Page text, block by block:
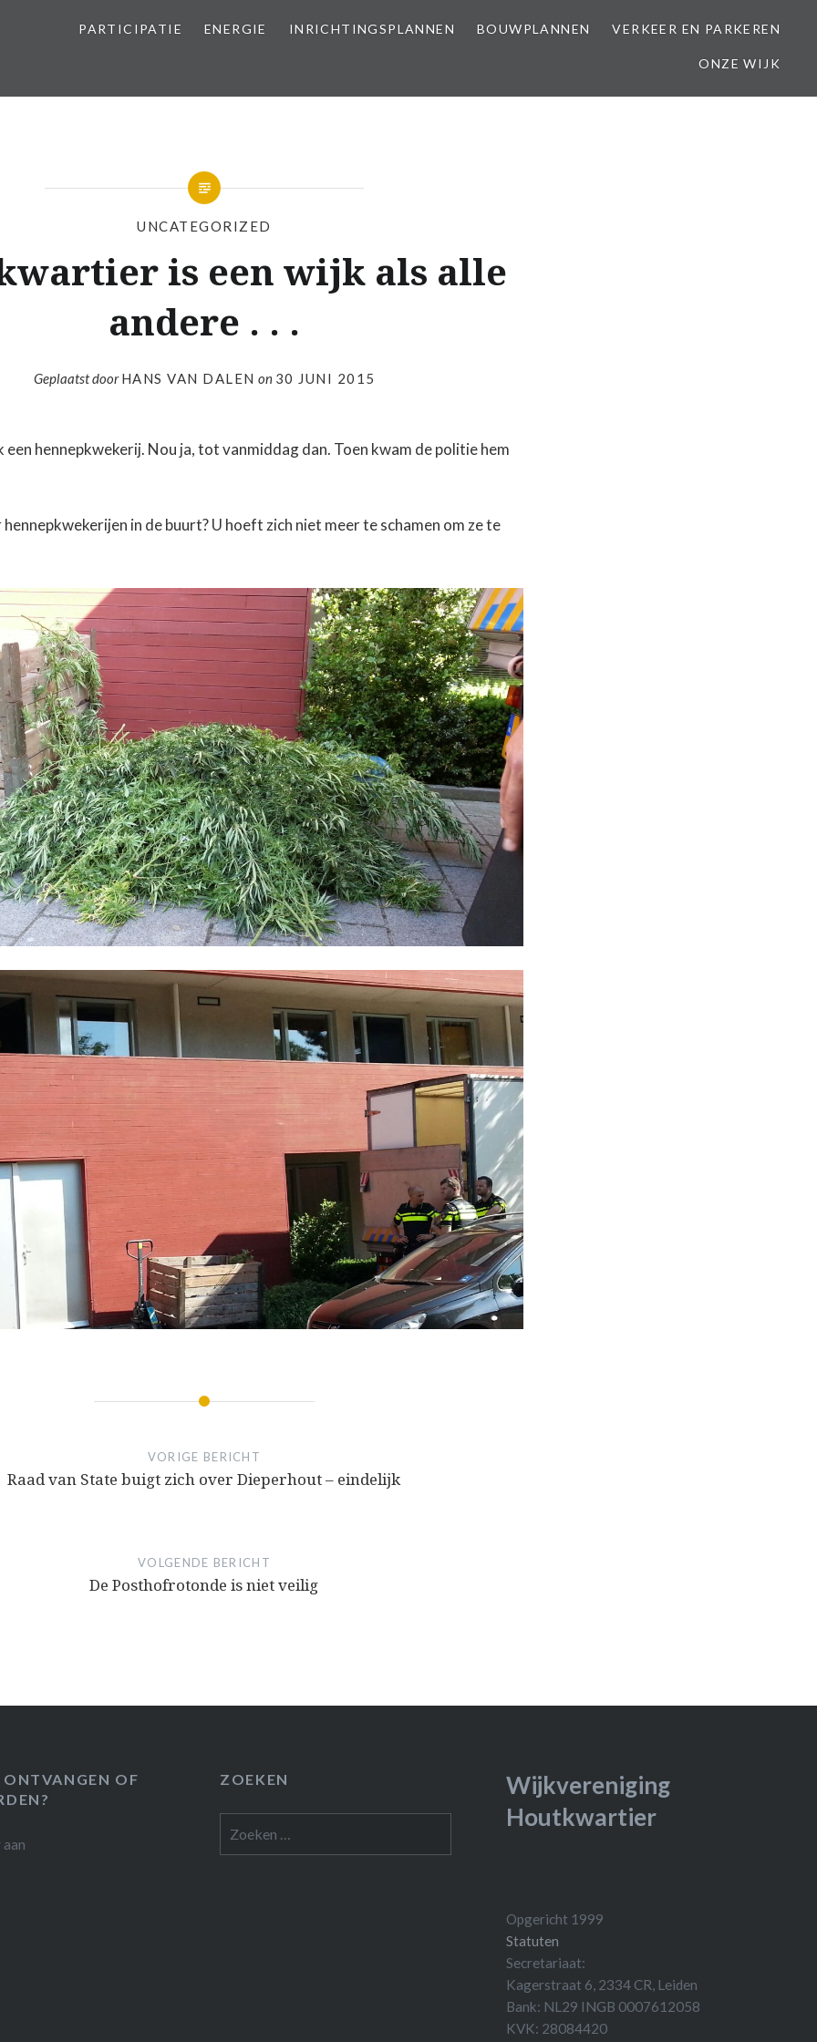
PARTICIPATIE ENERGIE INRICHTINGSPLANNEN BOUWPLANNEN VERKEER EN PARKEREN
ONZE WIJK
UNCATEGORIZED
is een wijk als alle
andere . . .
Geplaatst doorHANS VAN DALEN on 30 JUNI 2015
een hennepkwekerij. Nou ja, tot vanmiddag dan. Toen kwam de politie hem
in de buurt? U hoeft zich niet meer te schamen om ze te
VORIGE BERICHT
Raad van State buigt zich over Dieperhout – eindelijk
VOLGENDE BERICHT
De Posthofrotonde is niet veilig
ONTVANGEN OF
aan
ZOEKEN
naar:
Wijkvereniging
Houtkwartier
Opgericht 1999
Statuten
Secretariaat:
Kagerstraat 6, 2334 CR, Leiden
Bank: NL29 INGB 0007612058
KVK: 28084420